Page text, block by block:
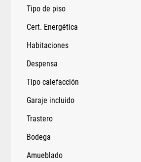
Tipo de piso
Cert. Energética
Habitaciones
Despensa
Tipo calefacción
Garaje incluido
Trastero
Bodega
Amueblado